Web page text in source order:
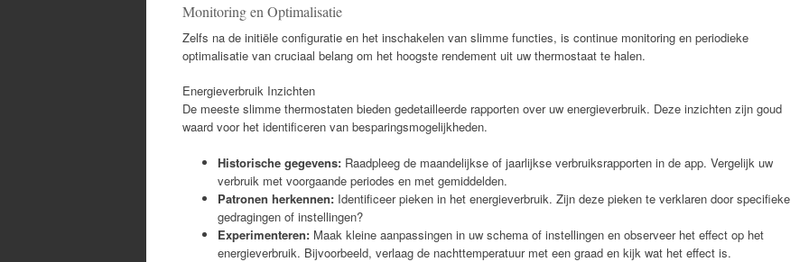
Monitoring en Optimalisatie
Zelfs na de initiële configuratie en het inschakelen van slimme functies, is continue monitoring en periodieke
optimalisatie van cruciaal belang om het hoogste rendement uit uw thermostaat te halen.
Energieverbruik Inzichten
De meeste slimme thermostaten bieden gedetailleerde rapporten over uw energieverbruik. Deze inzichten zijn goud
waard voor het identificeren van besparingsmogelijkheden.
Historische gegevens: Raadpleeg de maandelijkse of jaarlijkse verbruiksrapporten in de app. Vergelijk uw
verbruik met voorgaande periodes en met gemiddelden.
Patronen herkennen: Identificeer pieken in het energieverbruik. Zijn deze pieken te verklaren door specifieke
gedragingen of instellingen?
Experimenteren: Maak kleine aanpassingen in uw schema of instellingen en observeer het effect op het
energieverbruik. Bijvoorbeeld, verlaag de nachttemperatuur met een graad en kijk wat het effect is.